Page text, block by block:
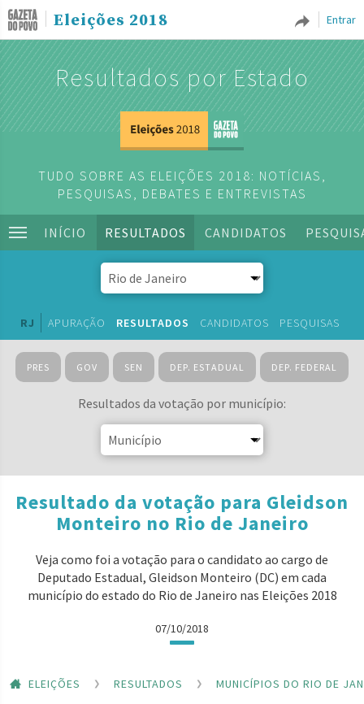
Entrar
Eleições 2018
Resultados por Estado
TUDO SOBRE AS ELEIÇÕES 2018: NOTÍCIAS,
PESQUISAS, DEBATES E ENTREVISTAS
INÍCIO RESULTADOS CANDIDATOS
RJ APURAÇÃO RESULTADOS CANDIDATOS PESQUISAS
PRES GOV SEN DEP. ESTADUAL DEP. FEDERAL
Resultados da votação por município:
Resultado da votação para Gleidson
Monteiro no Rio de Janeiro
Veja como foi a votação para o candidato ao cargo de
Deputado Estadual, Gleidson Monteiro (DC) em cada
município do estado do Rio de Janeiro nas Eleições 2018
07/10/2018
ELEIÇÕES RESULTADOS
MUNICÍPIOS DO RIO DE